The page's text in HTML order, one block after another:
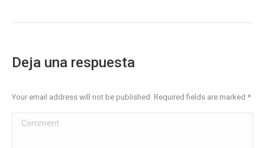
Deja una respuesta
Your email address will not be published. Required fields are marked *
Comment